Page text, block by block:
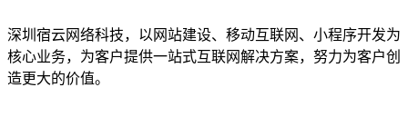
深圳宿云网络科技，以网站建设、移动互联网、小程序开发为
核心业务，为客户提供一站式互联网解决方案，努力为客户创
造更大的价值。